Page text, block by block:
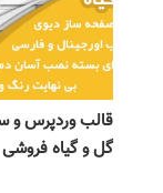
قالب وردپرس و
گل و گیاه فروشی